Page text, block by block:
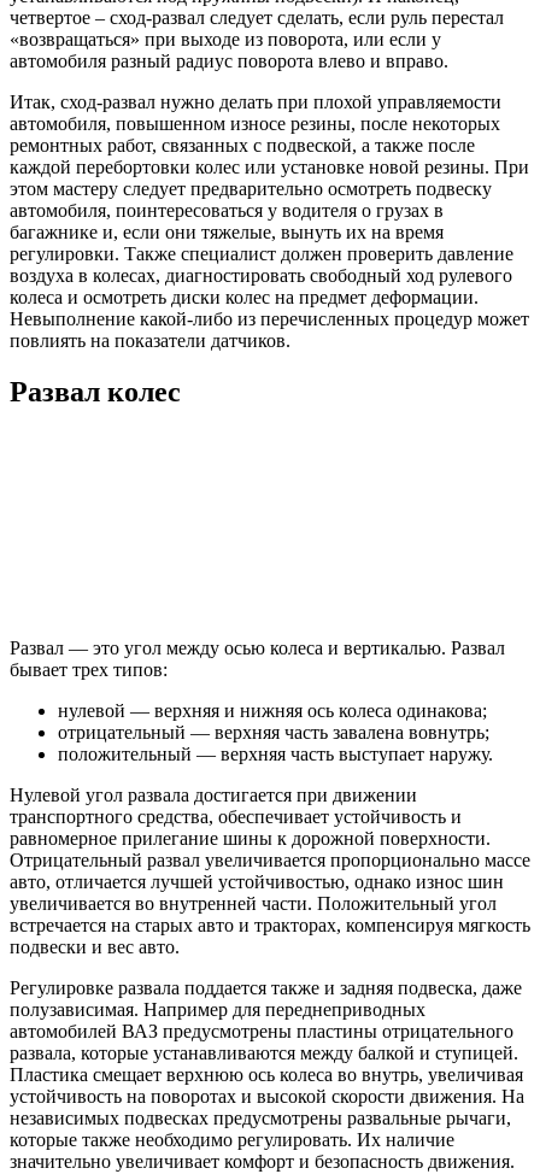
четвертое – сход-развал следует сделать, если руль перестал
«возвращаться» при выходе из поворота, или если у
автомобиля разный радиус поворота влево и вправо.
Итак, сход-развал нужно делать при плохой управляемости
автомобиля, повышенном износе резины, после некоторых
ремонтных работ, связанных с подвеской, а также после
каждой перебортовки колес или установке новой резины. При
этом мастеру следует предварительно осмотреть подвеску
автомобиля, поинтересоваться у водителя о грузах в
багажнике и, если они тяжелые, вынуть их на время
регулировки. Также специалист должен проверить давление
воздуха в колесах, диагностировать свободный ход рулевого
колеса и осмотреть диски колес на предмет деформации.
Невыполнение какой-либо из перечисленных процедур может
повлиять на показатели датчиков.
Развал колес
Развал — это угол между осью колеса и вертикалью. Развал
бывает трех типов:
нулевой — верхняя и нижняя ось колеса одинакова;
отрицательный — верхняя часть завалена вовнутрь;
положительный — верхняя часть выступает наружу.
Нулевой угол развала достигается при движении
транспортного средства, обеспечивает устойчивость и
равномерное прилегание шины к дорожной поверхности.
Отрицательный развал увеличивается пропорционально массе
авто, отличается лучшей устойчивостью, однако износ шин
увеличивается во внутренней части. Положительный угол
встречается на старых авто и тракторах, компенсируя мягкость
подвески и вес авто.
Регулировке развала поддается также и задняя подвеска, даже
полузависимая. Например для переднеприводных
автомобилей ВАЗ предусмотрены пластины отрицательного
развала, которые устанавливаются между балкой и ступицей.
Пластика смещает верхнюю ось колеса во внутрь, увеличивая
устойчивость на поворотах и высокой скорости движения. На
независимых подвесках предусмотрены развальные рычаги,
которые также необходимо регулировать. Их наличие
значительно увеличивает комфорт и безопасность движения.